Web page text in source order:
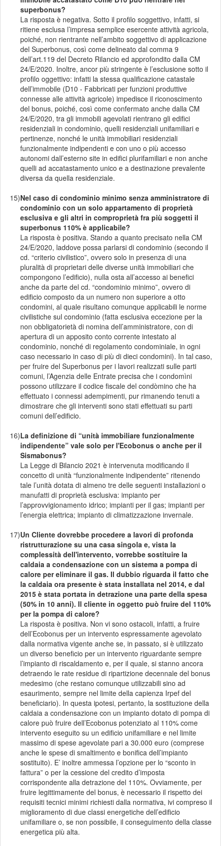
superbonus?
La risposta è negativa. Sotto il profilo soggettivo, infatti, si
ritiene esclusa l’impresa semplice esercente attività agricola,
poiché, non rientrante nell’ambito soggettivo di applicazione
del Superbonus, così come delineato dal comma 9
dell’art.119 del Decreto Rilancio ed approfondito dalla CM
24/E/2020. Inoltre, ancor più stringente è l’esclusione sotto il
profilo oggettivo: infatti la stessa qualificazione catastale
dell’immobile (D10 - Fabbricati per funzioni produttive
connesse alle attività agricole) impedisce il riconoscimento
del bonus, poiché, così come confermato anche dalla CM
24/E/2020, tra gli immobili agevolati rientrano gli edifici
residenziali in condominio, quelli residenziali unifamiliari e
pertinenze, nonché le unità immobiliari residenziali
funzionalmente indipendenti e con uno o più accesso
autonomi dall’esterno site in edifici plurifamiliari e non anche
quelli ad accatastamento unico e a destinazione prevalente
diversa da quella residenziale.
15)Nel caso di condominio minimo senza amministratore di
condominio con un solo appartamento di proprietà
esclusiva e gli altri in comproprietà fra più soggetti il
superbonus 110% è applicabile?
La risposta è positiva. Stando a quanto precisato nella CM
24/E/2020, laddove possa parlarsi di condominio (secondo il
cd. “criterio civilistico”, ovvero solo in presenza di una
pluralità di proprietari delle diverse unità immobiliari che
compongono l’edificio), nulla osta all’accesso ai benefici
anche da parte del cd. “condominio minimo”, ovvero di
edificio composto da un numero non superiore a otto
condomini, al quale risultano comunque applicabili le norme
civilistiche sul condominio (fatta esclusiva eccezione per la
non obbligatorietà di nomina dell’amministratore, con di
apertura di un apposito conto corrente intestato al
condominio, nonché di regolamento condominiale, in ogni
caso necessario in caso di più di dieci condomini). In tal caso,
per fruire del Superbonus per i lavori realizzati sulle parti
comuni, l’Agenzia delle Entrate precisa che i condomìni
possono utilizzare il codice fiscale del condòmino che ha
effettuato i connessi adempimenti, pur rimanendo tenuti a
dimostrare che gli interventi sono stati effettuati su parti
comuni dell’edificio.
16)La definizione di “unità immobiliare funzionalmente
indipendente” vale solo per l'Ecobonus o anche per il
Sismabonus?
La Legge di Bilancio 2021 è intervenuta modificando il
concetto di unità “funzionalmente indipendente” ritenendo
tale l’unità dotata di almeno tre delle seguenti installazioni o
manufatti di proprietà esclusiva: impianto per
l’approvvigionamento idrico; impianti per il gas; impianti per
l’energia elettrica; impianto di climatizzazione invernale.
17)Un Cliente dovrebbe procedere a lavori di profonda
ristrutturazione su una casa singola e, vista la
complessità dell'intervento, vorrebbe sostituire la
caldaia a condensazione con un sistema a pompa di
calore per eliminare il gas. Il dubbio riguarda il fatto che
la caldaia ora presente è stata installata nel 2014, e dal
2015 è stata portata in detrazione una parte della spesa
(50% in 10 anni). Il cliente in oggetto può fruire del 110%
per la pompa di calore?
La risposta è positiva. Non vi sono ostacoli, infatti, a fruire
dell’Ecobonus per un intervento espressamente agevolato
dalla normativa vigente anche se, in passato, si è utilizzato
un diverso beneficio per un intervento riguardante sempre
l’impianto di riscaldamento e, per il quale, si stanno ancora
detraendo le rate residue di ripartizione decennale del bonus
medesimo (che restano comunque utilizzabili sino ad
esaurimento, sempre nel limite della capienza Irpef del
beneficiario). In questa ipotesi, pertanto, la sostituzione della
caldaia a condensazione con un impianto dotato di pompa di
calore può fruire dell’Ecobonus potenziato al 110% come
intervento eseguito su un edificio unifamiliare e nel limite
massimo di spese agevolate pari a 30.000 euro (comprese
anche le spese di smaltimento e bonifica dell’impianto
sostituito). E’ inoltre ammessa l’opzione per lo “sconto in
fattura” o per la cessione del credito d’imposta
corrispondente alla detrazione del 110%. Ovviamente, per
fruire legittimamente del bonus, è necessario il rispetto dei
requisiti tecnici minimi richiesti dalla normativa, ivi compreso il
miglioramento di due classi energetiche dell’edificio
unifamiliare o, se non possibile, il conseguimento della classe
energetica più alta.